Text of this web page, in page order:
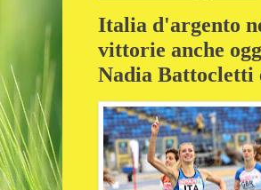
Italia d'argento
vittorie anche
Nadia Battocletti